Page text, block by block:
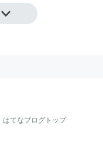
はてなブログトップ